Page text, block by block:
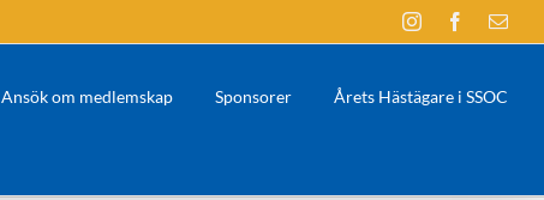
InstagramFacebook
E-
post
Ansök om medlemskap Sponsorer Årets Hästägare i SSOC